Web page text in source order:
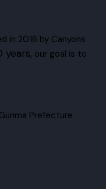
in 2016 by Canyons
years, our goal is to
Prefecture